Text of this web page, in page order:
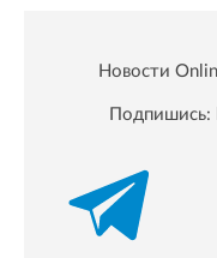
Новости
Подпишись: